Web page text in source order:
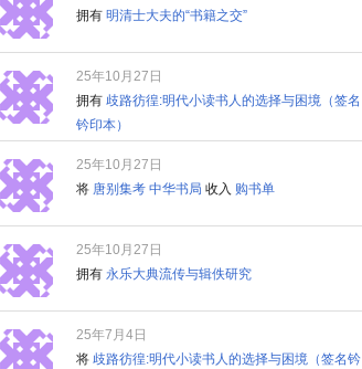
拥有 明清士大夫的“书籍之交”
25年10月27日
拥有 歧路彷徨:明代小读书人的选择与困境（签名
钤印本）
25年10月27日
将 唐别集考 中华书局 收入 购书单
25年10月27日
拥有 永乐大典流传与辑佚研究
25年7月4日
将 歧路彷徨:明代小读书人的选择与困境（签名钤